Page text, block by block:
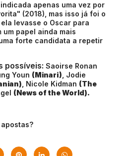
apenas uma vez por
(2018), mas isso já foi o
levasse o Oscar para
um papel ainda mais
forte candidata a repetir
possíveis: Saoirse Ronan
Youn (Minari) , Jodie
, Nicole Kidman (The
(News of the World).